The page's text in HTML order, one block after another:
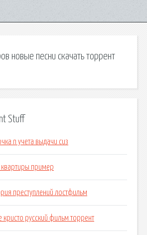
новые песни скачать торрент
Stuff
n учета выдачи сиз
пример
преступлений лостфильм
кристо русский фильм торрент